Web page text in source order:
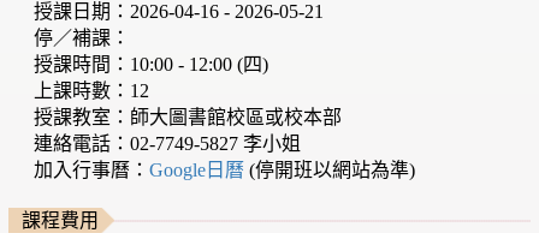
授課日期：2026-04-16 - 2026-05-21
停／補課：
授課時間：10:00 - 12:00 (四)
上課時數：12
授課教室：師大圖書館校區或校本部
連絡電話：02-7749-5827 李小姐
加入行事曆：Google日曆(停開班以網站為準)
課程費用